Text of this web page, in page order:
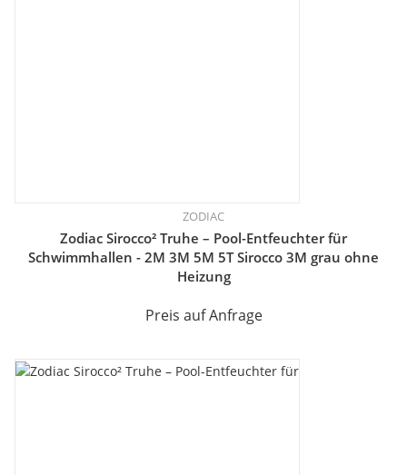
ZODIAC
Zodiac Sirocco² Truhe – Pool-Entfeuchter für
Schwimmhallen - 2M 3M 5M 5T Sirocco 3M grau ohne
Heizung
Preis auf Anfrage